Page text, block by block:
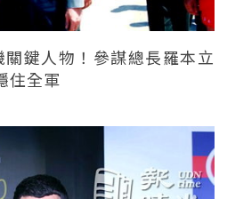
鍵人物！參謀總長羅本立
住全軍